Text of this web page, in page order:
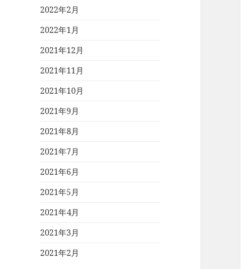
2022年2月
2022年1月
2021年12月
2021年11月
2021年10月
2021年9月
2021年8月
2021年7月
2021年6月
2021年5月
2021年4月
2021年3月
2021年2月